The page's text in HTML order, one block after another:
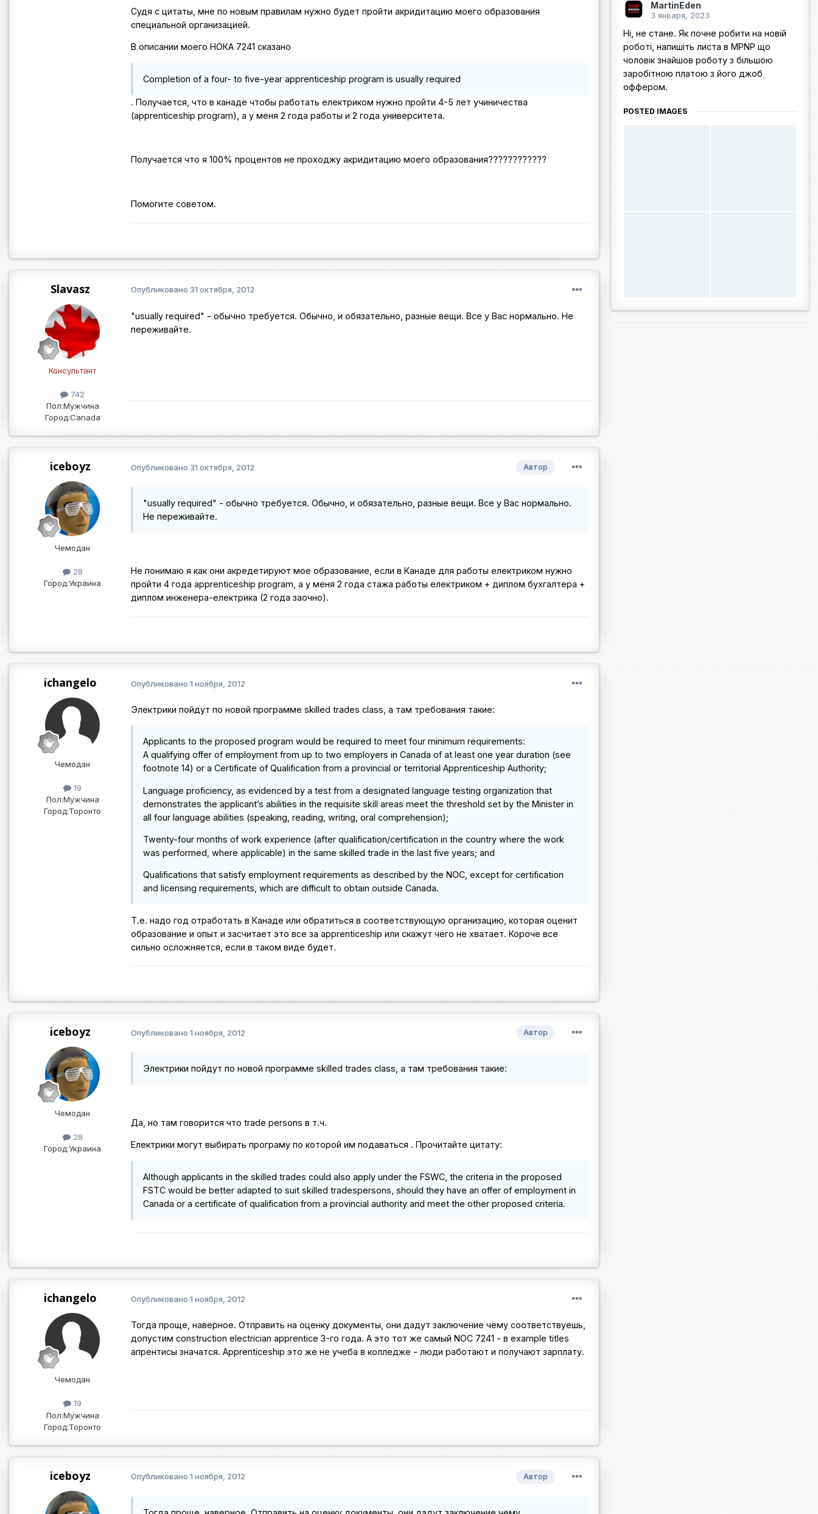
Судя с цитаты, мне по новым правилам нужно будет пройти акридитацию моего образования
специальной организацией.
В описании моего НОКА 7241 сказано
Completion of a four- to five-year apprenticeship program is usually required
. Получается, что в канаде чтобы работать електриком нужно пройти 4-5 лет учиничества
(apprenticeship program), а у меня 2 года работы и 2 года университета.
Получается что я 100% процентов не проходжу акридитацию моего образования????????????
Помогите советом.
Slavasz
Консультант
742
Пол:Мужчина
Город:Canada
Опубликовано 31 октября, 2012
"usually required" - обычно требуется. Обычно, и обязательно, разные вещи. Все у Вас нормально. Не
переживайте.
iceboyz
Чемодан
28
Город:Украина
Автор
Опубликовано 31 октября, 2012
"usually required" - обычно требуется. Обычно, и обязательно, разные вещи. Все у Вас нормально.
Не переживайте.
Не понимаю я как они акредетируют мое образование, если в Канаде для работы електриком нужно
пройти 4 года apprenticeship program, а у меня 2 года стажа работы електриком + диплом бухгалтера +
диплом инженера-електрика (2 года заочно).
ichangelo
Чемодан
19
Пол:Мужчина
Город:Торонто
Опубликовано 1 ноября, 2012
Электрики пойдут по новой программе skilled trades class, а там требования такие:
Applicants to the proposed program would be required to meet four minimum requirements:
A qualifying offer of employment from up to two employers in Canada of at least one year duration (see
footnote 14) or a Certificate of Qualification from a provincial or territorial Apprenticeship Authority;
Language proficiency, as evidenced by a test from a designated language testing organization that
demonstrates the applicant’s abilities in the requisite skill areas meet the threshold set by the Minister in
all four language abilities (speaking, reading, writing, oral comprehension);
Twenty-four months of work experience (after qualification/certification in the country where the work
was performed, where applicable) in the same skilled trade in the last five years; and
Qualifications that satisfy employment requirements as described by the NOC, except for certification
and licensing requirements, which are difficult to obtain outside Canada.
Т.е. надо год отработать в Канаде или обратиться в соответствующую организацию, которая оценит
образование и опыт и засчитает это все за apprenticeship или скажут чего не хватает. Короче все
сильно осложняется, если в таком виде будет.
iceboyz
Чемодан
28
Город:Украина
Автор
Опубликовано 1 ноября, 2012
Электрики пойдут по новой программе skilled trades class, а там требования такие:
Да, но там говорится что trade persons в т.ч.
Електрики могут выбирать програму по которой им подаваться . Прочитайте цитату:
Although applicants in the skilled trades could also apply under the FSWC, the criteria in the proposed
FSTC would be better adapted to suit skilled tradespersons, should they have an offer of employment in
Canada or a certificate of qualification from a provincial authority and meet the other proposed criteria.
ichangelo
Чемодан
19
Пол:Мужчина
Город:Торонто
Опубликовано 1 ноября, 2012
Тогда проще, наверное. Отправить на оценку документы, они дадут заключение чему соответствуешь,
допустим construction electrician apprentice 3-го года. А это тот же самый NOC 7241 - в example titles
апрентисы значатся. Apprenticeship это же не учеба в колледже - люди работают и получают зарплату.
iceboyz Автор
Опубликовано 1 ноября, 2012
MartinEden
3 января, 2023
Ні, не стане. Як почне робити на новій
роботі, напишіть листа в MPNP що
чоловік знайшов роботу з більшою
заробітною платою з його джоб
оффером.
POSTED IMAGES